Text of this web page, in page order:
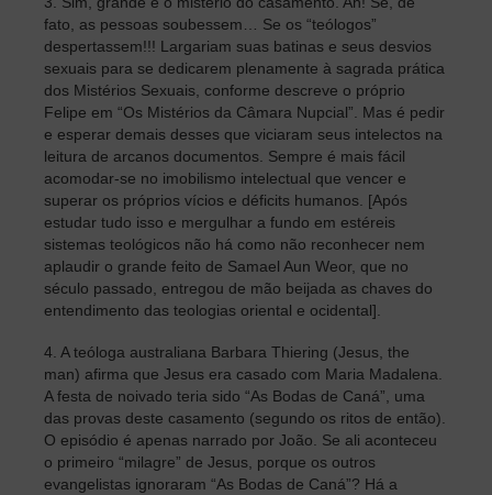
fato, as pessoas soubessem… Se os “teólogos”
despertassem!!! Largariam suas batinas e seus desvios
sexuais para se dedicarem plenamente à sagrada prática
dos Mistérios Sexuais, conforme descreve o próprio
Felipe em “Os Mistérios da Câmara Nupcial”. Mas é pedir
e esperar demais desses que viciaram seus intelectos na
leitura de arcanos documentos. Sempre é mais fácil
acomodar-se no imobilismo intelectual que vencer e
superar os próprios vícios e déficits humanos. [Após
estudar tudo isso e mergulhar a fundo em estéreis
sistemas teológicos não há como não reconhecer nem
aplaudir o grande feito de Samael Aun Weor, que no
século passado, entregou de mão beijada as chaves do
entendimento das teologias oriental e ocidental].
4. A teóloga australiana Barbara Thiering (Jesus, the
man) afirma que Jesus era casado com Maria Madalena.
A festa de noivado teria sido “As Bodas de Caná”, uma
das provas deste casamento (segundo os ritos de então).
O episódio é apenas narrado por João. Se ali aconteceu
o primeiro “milagre” de Jesus, porque os outros
evangelistas ignoraram “As Bodas de Caná”? Há a